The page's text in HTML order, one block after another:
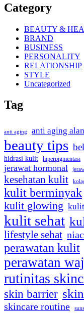
Category
BEAUTY &
BRAND
BUSINESS
PERSONALITY
RELATIONSHIP
STYLE
Uncategorized
Tag
anti aging anti aging
beauty tips
hidrasi kulit hiperpigmentasi
jerawat hormonal
kesehatan kulit
kulit berminyak
kulit glowing
kulit sehat
lifestyle sehat
perawatan kulit
perawatan
rutinitas
skin barrier
skincare routine